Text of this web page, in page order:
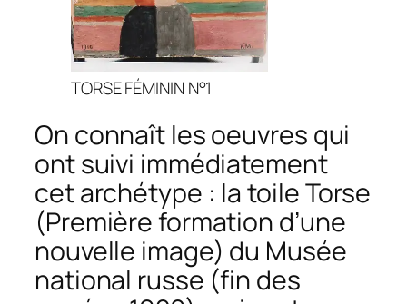
TORSE FÉMININ N°1
On connaît les oeuvres qui
ont suivi immédiatement
cet archétype : la toileTorse
(Première formation d’une
nouvelle image) du Musée
national russe (fin des